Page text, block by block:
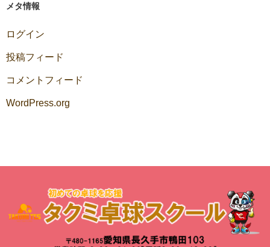
メタ情報
ログイン
投稿フィード
コメントフィード
WordPress.org